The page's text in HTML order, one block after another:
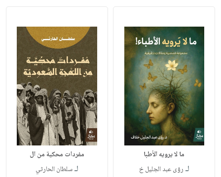
ما لا يرويه الأطبا
لـ رؤى عبد الجليل خ
مفردات محكية من ال
لـسلطان الحارثي